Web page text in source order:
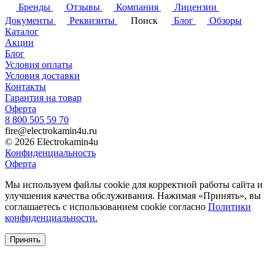
Бренды
Отзывы Компания
Лицензии
Документы
Реквизиты Поиск Блог
Обзоры
Каталог
Акции
Блог
Условия оплаты
Условия доставки
Контакты
Гарантия на товар
Оферта
8 800 505 59 70
fire@electrokamin4u.ru
© 2026 Electrokamin4u
Конфиденциальность
Оферта
Мы используем файлы cookie для корректной работы сайта и
улучшения качества обслуживания. Нажимая «Принять», вы
соглашаетесь с использованием cookie согласно Политики
конфиденциальности.
Принять